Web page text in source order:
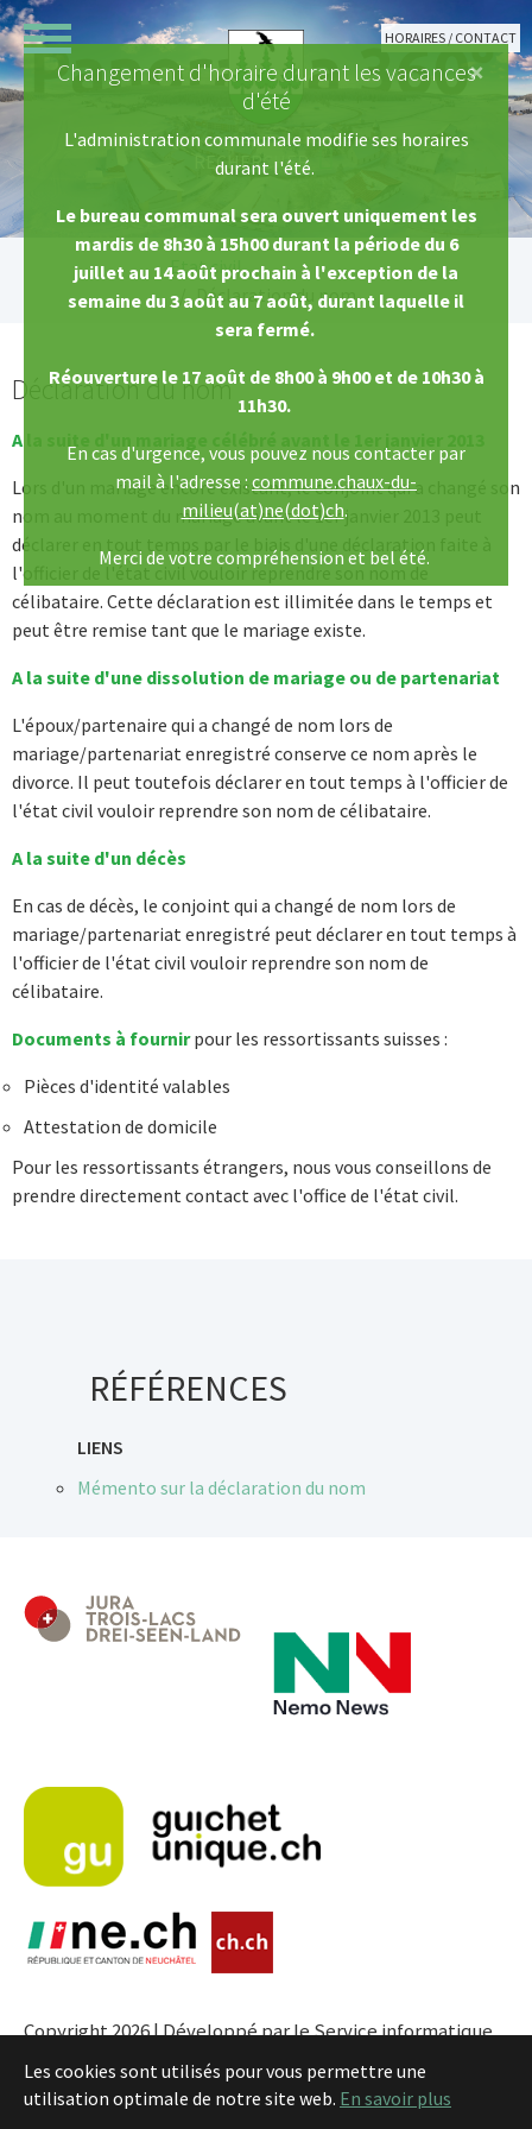
Les cookies sont utilisés pour vous permettre une
utilisation optimale de notre site web. En savoir plus
Aller au contenu principal
HORAIRES / CONTACT
Changement d'horaire durant les vacances
d'été
L'administration communale modifie ses horaires
durant l'été.
Le bureau communal sera ouvert uniquement les
mardis de 8h30 à 15h00 durant la période du 6
juillet au 14 août prochain à l'exception de la
semaine du 3 août au 7 août, durant laquelle il
sera fermé.
Réouverture le 17 août de 8h00 à 9h00 et de 10h30 à
11h30.
En cas d'urgence, vous pouvez nous contacter par
mail à l'adresse : commune.chaux-du-
milieu(at)ne(dot)ch.
Merci de votre compréhension et bel été.
×
Vous êtes ici:
Etat civil
Déclaration du nom
Déclaration du nom
A la suite d'un mariage célébré avant le 1er janvier 2013
Lors d'un mariage encore existant, le conjoint qui a changé son
nom au moment du mariage avant le 1er janvier 2013 peut
déclarer en tout temps par le biais d'une déclaration faite à
l'officier de l'état civil vouloir reprendre son nom de
célibataire. Cette déclaration est illimitée dans le temps et
peut être remise tant que le mariage existe.
A la suite d'une dissolution de mariage ou de partenariat
L'époux/partenaire qui a changé de nom lors de
mariage/partenariat enregistré conserve ce nom après le
divorce. Il peut toutefois déclarer en tout temps à l'officier de
l'état civil vouloir reprendre son nom de célibataire.
A la suite d'un décès
En cas de décès, le conjoint qui a changé de nom lors de
mariage/partenariat enregistré peut déclarer en tout temps à
l'officier de l'état civil vouloir reprendre son nom de
célibataire.
Documents à fournirpour les ressortissants suisses :
Pièces d'identité valables
Attestation de domicile
Pour les ressortissants étrangers, nous vous conseillons de
prendre directement contact avec l'office de l'état civil.
RÉFÉRENCES
LIENS
Mémento sur la déclaration du nom
Copyright 2026 | Développé par le Service informatique
de l'Entité neuchâteloise |